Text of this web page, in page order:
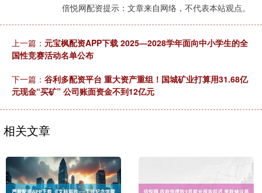
倍悦网配资提示：文章来自网络，不代表本站观点。
上一篇： 元宝枫配资APP下载 2025—2028学年面向中小学生的全
国性竞赛活动名单公布
下一篇： 谷利多配资平台 重大资产重组！国城矿业打算用31.68亿
元现金“买矿” 公司账面资金不到12亿元
相关文章